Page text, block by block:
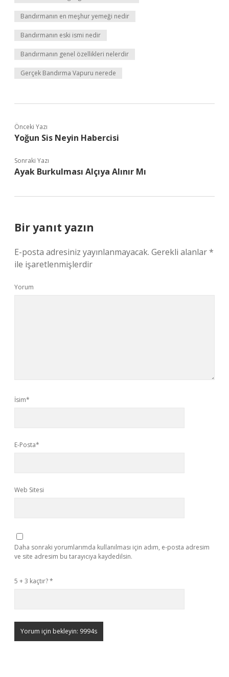
Bandırmanın en meşhur yemeği nedir
Bandırmanın eski ismi nedir
Bandırmanın genel özellikleri nelerdir
Gerçek Bandırma Vapuru nerede
Önceki Yazı
Yoğun Sis Neyin Habercisi
Sonraki Yazı
Ayak Burkulması Alçıya Alınır Mı
Bir yanıt yazın
E-posta adresiniz yayınlanmayacak. Gerekli alanlar*
ile işaretlenmişlerdir
Yorum
İsim*
E-Posta*
Web Sitesi
Daha sonraki yorumlarımda kullanılması için adım, e-posta adresim
ve site adresim bu tarayıcıya kaydedilsin.
5 + 3 kaçtır?*